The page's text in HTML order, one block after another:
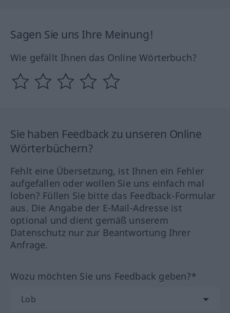
Sagen Sie uns Ihre Meinung!
Wie gefällt Ihnen das Online Wörterbuch?
Sie haben Feedback zu unseren Online
Wörterbüchern?
Fehlt eine Übersetzung, ist Ihnen ein Fehler
aufgefallen oder wollen Sie uns einfach mal
loben? Füllen Sie bitte das Feedback-Formular
aus. Die Angabe der E-Mail-Adresse ist
optional und dient gemäß unserem
Datenschutz nur zur Beantwortung Ihrer
Anfrage.
Wozu möchten Sie uns Feedback geben?*